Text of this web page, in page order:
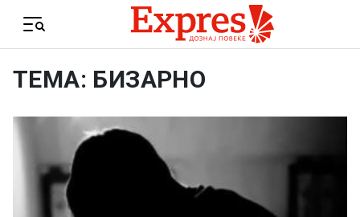
Menu
ТЕМА: БИЗАРНО